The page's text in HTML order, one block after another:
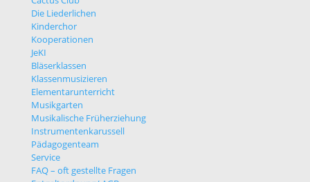
Die Liederlichen
Kinderchor
Kooperationen
JeKI
Bläserklassen
Klassenmusizieren
Elementarunterricht
Musikgarten
Musikalische Früherziehung
Instrumentenkarussell
Pädagogenteam
Service
FAQ – oft gestellte Fragen